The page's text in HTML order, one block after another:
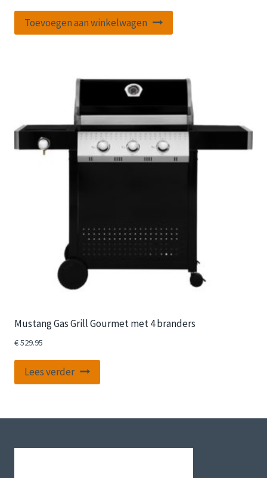
Toevoegen aan winkelwagen
Mustang Gas Grill Gourmet met 4 branders
€529.95
Lees verder